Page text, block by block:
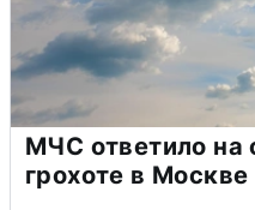
МЧС ответило на
грохоте в Москве